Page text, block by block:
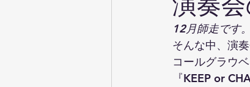
12月師走です
そんな中、演
コールグラウ
『KEEP or